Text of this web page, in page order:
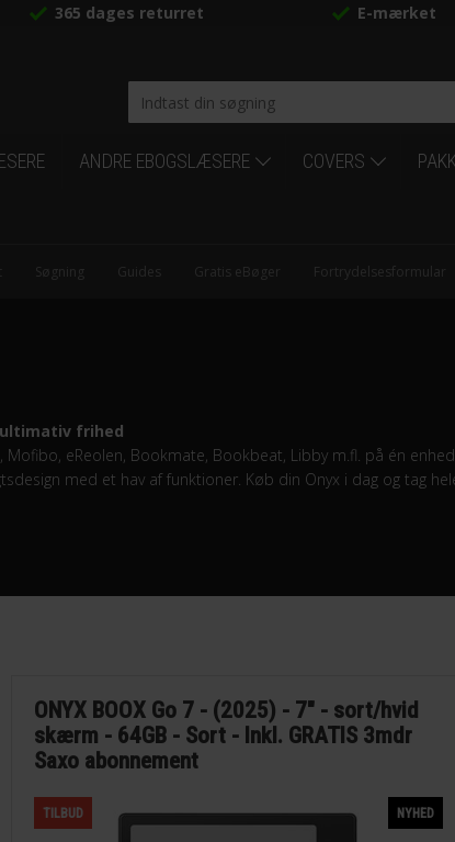
365 dages returret E-mærket
ANDRE EBOGSLÆSERE COVERS
Søgning Guides Gratis eBøger Fortrydelsesformular
frihed
Mofibo, eReolen, Bookmate, Bookbeat, Libby m.fl. på én
med et hav af funktioner. Køb din Onyx i dag og tag
ONYX BOOX Go 7 - (2025) - 7" - sort/hvid
skærm - 64GB - Sort - Inkl. GRATIS 3mdr
Saxo abonnement
TILBUD NYHED